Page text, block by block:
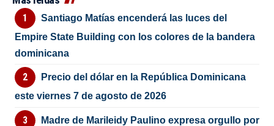
Santiago Matías encenderá las luces del
Empire State Building con los colores de la bandera
dominicana
Precio del dólar en la República Dominicana
este viernes 7 de agosto de 2026
Madre de Marileidy Paulino expresa orgullo por